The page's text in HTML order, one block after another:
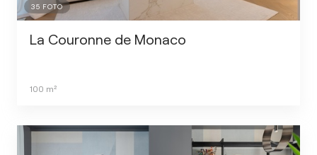
35 FOTO
La Couronne de Monaco
100 m²